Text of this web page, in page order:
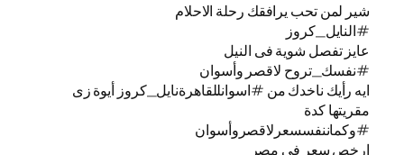
شير لمن تحب يرافقك رحلة الاحلام
#النايل_كروز
عايز تفصل شوية فى النيل
#نفسك_تروح لاقصر وأسوان
ايه رأيك ناخدك من #اسوانللقاهرةنايل_كروز أيوة زى
مقريتها كدة
#وكماننفسسعرلاقصروأسوان
ارخص سعر فى مصر